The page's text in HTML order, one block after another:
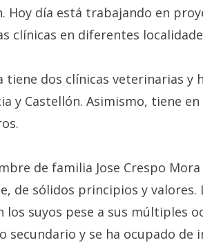
Hoy día está trabajando en
clínicas en diferentes
tiene dos clínicas veterinarias
y Castellón. Asimismo, tiene
de familia Jose Crespo
de sólidos principios y
los suyos pese a sus múltiples
secundario y se ha ocupado